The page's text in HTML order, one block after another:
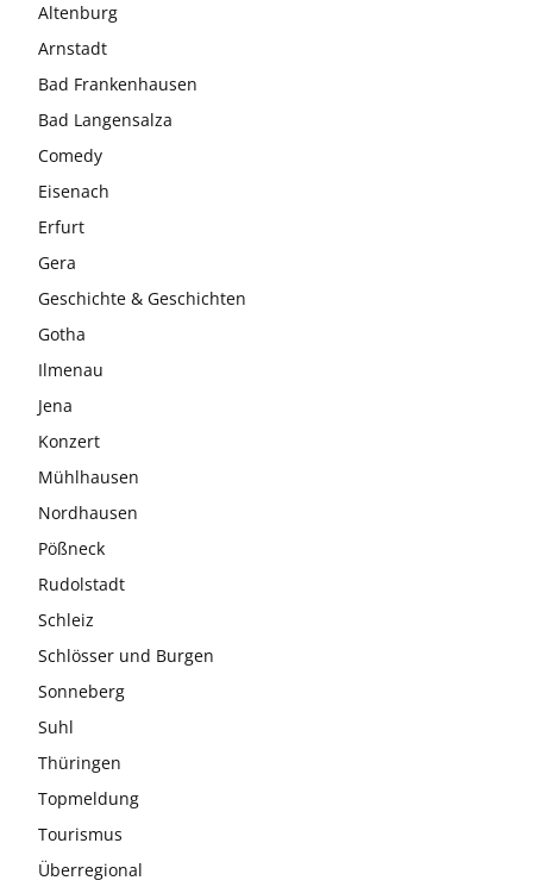
Altenburg
Arnstadt
Bad Frankenhausen
Bad Langensalza
Comedy
Eisenach
Erfurt
Gera
Geschichte & Geschichten
Gotha
Ilmenau
Jena
Konzert
Mühlhausen
Nordhausen
Pößneck
Rudolstadt
Schleiz
Schlösser und Burgen
Sonneberg
Suhl
Thüringen
Topmeldung
Tourismus
Überregional